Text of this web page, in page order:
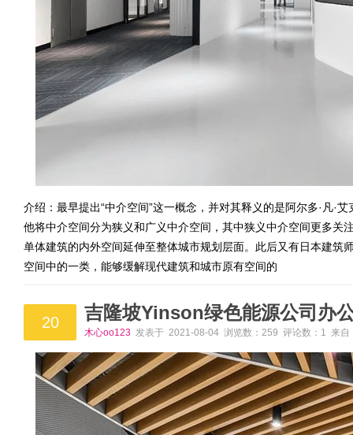
介绍：最早提出“中介空间”这一概念，并对其释义的是阿尔多·凡·
他将中介空间分为狭义和广义中介空间，其中狭义中介空间更多关
单体建筑的内外空间延伸至整体城市规划层面。此后又有日本建筑
空间中的一类，能够缓解现代建筑和城市原有空间的
20 吉隆坡Yinson绿色能源公司办
木心oo123 发表于 2021-08-04 浏览数：259 评论数：1 来